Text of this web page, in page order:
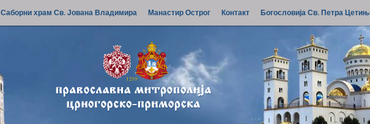
Саборни храм Св. Јована Владимира Манастир Острог Контакт Богословија Св. Петра